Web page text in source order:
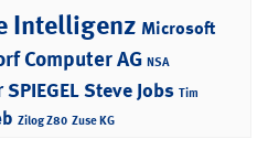
Intelligenz Microsoft
Computer AG NSA
SPIEGELSteve Jobs Tim
Zilog Z80 Zuse KG